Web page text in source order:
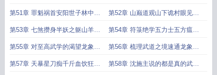
师真正的罪魁祸首加入不良卫 云尘的震撼大楚守夜人
第51章 罪魁祸首安阳世子林中呼
救沈某杀人从来不需要证据
第52章 山巅道观山下诡村眼见不
一定为实山羊妖群现身
第53章 七煞攒身半妖之躯山羊老
道赵白真佛门至高大神通
第54章 符箓绝学五力士五方瘟神
现手撕五境巅峰半妖
第55章 对至高武学的渴望龙象般
若功卧佛寺沙弥来访
第56章 梳理武道之境速通龙象般
若功再添千斤巨力
第57章 天暴星刀痴千斤血饮狂刀 第58章 沈施主说的都是真的武夫